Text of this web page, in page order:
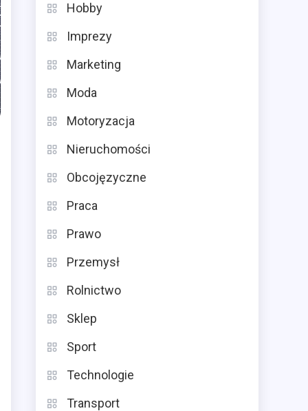
Hobby
Imprezy
Marketing
Moda
Motoryzacja
Nieruchomości
Obcojęzyczne
Praca
Prawo
Przemysł
Rolnictwo
Sklep
Sport
Technologie
Transport